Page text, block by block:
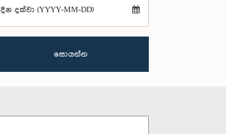
දින දක්වා (YYYY-MM-DD)
සොයන්න